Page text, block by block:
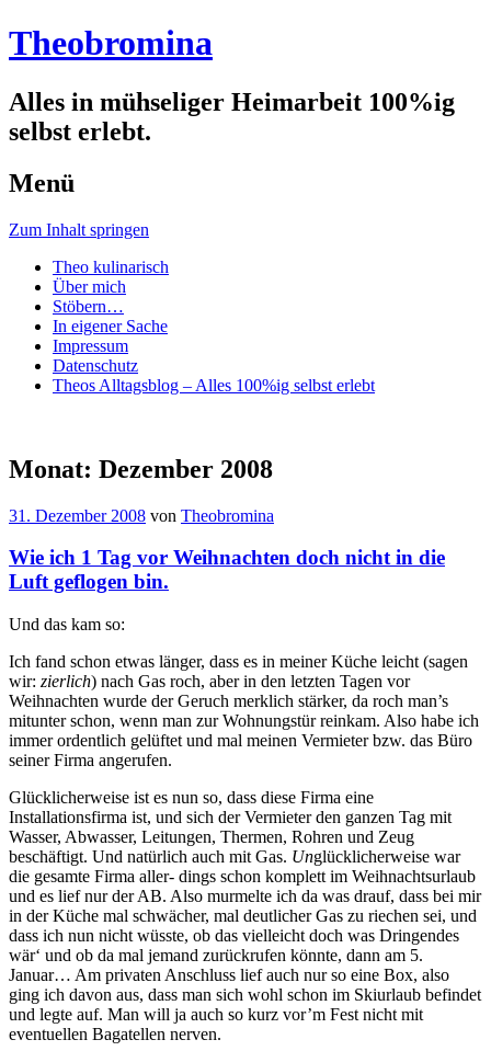
Theobromina
Alles in mühseliger Heimarbeit 100%ig
selbst erlebt.
Menü
Zum Inhalt springen
Theo kulinarisch
Über mich
Stöbern…
In eigener Sache
Impressum
Datenschutz
Theos Alltagsblog – Alles 100%ig selbst erlebt
Monat: Dezember 2008
31. Dezember 2008 von Theobromina
Wie ich 1 Tag vor Weihnachten doch nicht in die
Luft geflogen bin.
Und das kam so:
Ich fand schon etwas länger, dass es in meiner Küche leicht (sagen
wir: zierlich) nach Gas roch, aber in den letzten Tagen vor
Weihnachten wurde der Geruch merklich stärker, da roch man’s
mitunter schon, wenn man zur Wohnungstür reinkam. Also habe ich
immer ordentlich gelüftet und mal meinen Vermieter bzw. das Büro
seiner Firma angerufen.
Glücklicherweise ist es nun so, dass diese Firma eine
Installationsfirma ist, und sich der Vermieter den ganzen Tag mit
Wasser, Abwasser, Leitungen, Thermen, Rohren und Zeug
beschäftigt. Und natürlich auch mit Gas. Unglücklicherweise war
die gesamte Firma aller- dings schon komplett im Weihnachtsurlaub
und es lief nur der AB. Also murmelte ich da was drauf, dass bei mir
in der Küche mal schwächer, mal deutlicher Gas zu riechen sei, und
dass ich nun nicht wüsste, ob das vielleicht doch was Dringendes
wär‘ und ob da mal jemand zurückrufen könnte, dann am 5.
Januar… Am privaten Anschluss lief auch nur so eine Box, also
ging ich davon aus, dass man sich wohl schon im Skiurlaub befindet
und legte auf. Man will ja auch so kurz vor’m Fest nicht mit
eventuellen Bagatellen nerven.